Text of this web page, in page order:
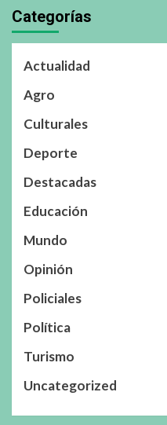
Categorías
Actualidad
Agro
Culturales
Deporte
Destacadas
Educación
Mundo
Opinión
Policiales
Política
Turismo
Uncategorized